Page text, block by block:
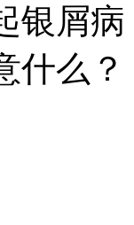
银屑病
什么？